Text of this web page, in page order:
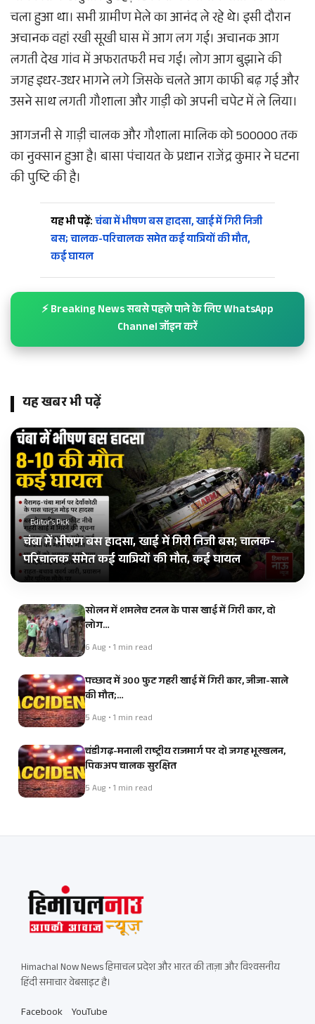
चला हुआ था। सभी ग्रामीण मेले का आनंद ले रहे थे। इसी दौरान
अचानक वहां रखी सूखी घास में आग लग गई। अचानक आग
लगती देख गांव में अफरातफरी मच गई। लोग आग बुझाने की
जगह इधर-उधर भागने लगे जिसके चलते आग काफी बढ़ गई और
उसने साथ लगती गौशाला और गाड़ी को अपनी चपेट में ले लिया।
आगजनी से गाड़ी चालक और गौशाला मालिक को 500000 तक
का नुक्सान हुआ है। बासा पंचायत के प्रधान राजेंद्र कुमार ने घटना
की पुष्टि की है।
यह भी पढ़ें:चंबा में भीषण बस हादसा, खाई में गिरी निजी
बस; चालक-परिचालक समेत कई यात्रियों की मौत,
कई घायल
⚡ Breaking News सबसे पहले पाने के लिए WhatsApp
Channel जॉइन करें
यह खबर भी पढ़ें
Editor's Pick
चंबा में भीषण बस हादसा, खाई में गिरी निजी बस; चालक-
परिचालक समेत कई यात्रियों की मौत, कई घायल
सोलन में शमलेच टनल के पास खाई में गिरी कार, दो
लोग…
6 Aug • 1 min read
पच्छाद में 300 फुट गहरी खाई में गिरी कार, जीजा-साले
की मौत;…
5 Aug • 1 min read
चंडीगढ़-मनाली राष्ट्रीय राजमार्ग पर दो जगह भूस्खलन,
पिकअप चालक सुरक्षित
5 Aug • 1 min read
Himachal Now News हिमाचल प्रदेश और भारत की ताज़ा और विश्वसनीय
हिंदी समाचार वेबसाइट है।
Facebook YouTube